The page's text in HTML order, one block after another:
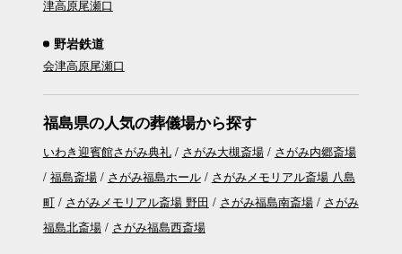
津高原尾瀬口
野岩鉄道
会津高原尾瀬口
福島県の人気の葬儀場から探す
いわき迎賓館さがみ典礼 さがみ大槻斎場
さがみ内郷斎場
福島斎場
さがみ福島ホール
さがみメモリアル斎場 八島
町
さがみメモリアル斎場 野田 さがみ福島南斎場
さがみ
福島北斎場
さがみ福島西斎場